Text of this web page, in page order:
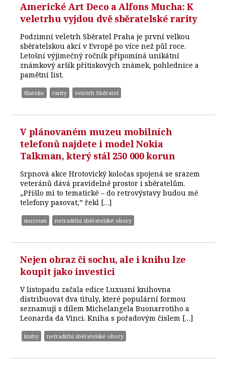
Americké Art Deco a Alfons Mucha: K
veletrhu vyjdou dvě sběratelské rarity
Podzimní veletrh Sběratel Praha je první velkou
sběratelskou akcí v Evropě po více než půl roce.
Letošní výjimečný ročník připomíná unikátní
známkový aršík přítiskových známek, pohlednice a
pamětní list.
filatelie rarity veletrh Sběratel
V plánovaném muzeu mobilních
telefonů najdete i model Nokia
Talkman, který stál 250 000 korun
Srpnová akce Hrotovický koločas spojená se srazem
veteránů dává pravidelně prostor i sběratelům.
„Přišlo mi to tematické – do retrovýstavy budou mé
telefony pasovat,” řekl […]
muzeum netradiční sběratelské obory
Nejen obraz či sochu, ale i knihu lze
koupit jako investici
V listopadu začala edice Luxusní knihovna
distribuovat dva tituly, které populární formou
seznamují s dílem Michelangela Buonarrotiho a
Leonarda da Vinci. Kniha s pořadovým číslem […]
knihy netradiční sběratelské obory